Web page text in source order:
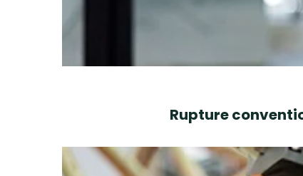
Rupture